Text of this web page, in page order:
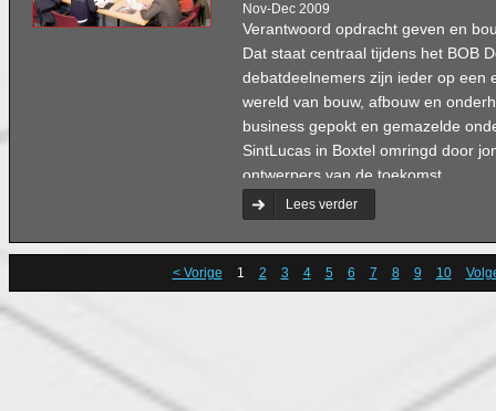
Nov-Dec 2009
Verantwoord opdracht geven en
Dat staat centraal tijdens het BOB
debatdeelnemers zijn ieder op een
wereld van bouw, afbouw en
business gepokt en gemazelde
SintLucas in Boxtel omringd door
ontwerpers van de toekomst.
Lees verder
< Vorige 1 2 3 4 5 6 7 8 9 10